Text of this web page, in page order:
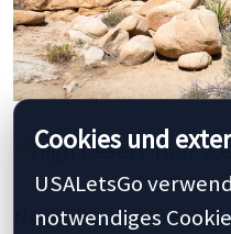
Nach einer halben
Cookies und
USALetsGo
notwendiges